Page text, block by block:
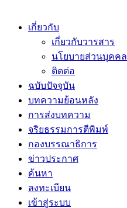
เกี่ยวกับ
เกี่ยวกับวารสาร
นโยบายส่วนบุคคล
ติดต่อ
ฉบับปัจจุบัน
บทความย้อนหลัง
การส่งบทความ
จริยธรรมการตีพิมพ์
กองบรรณาธิการ
ข่าวประกาศ
ค้นหา
ลงทะเบียน
เข้าสู่ระบบ